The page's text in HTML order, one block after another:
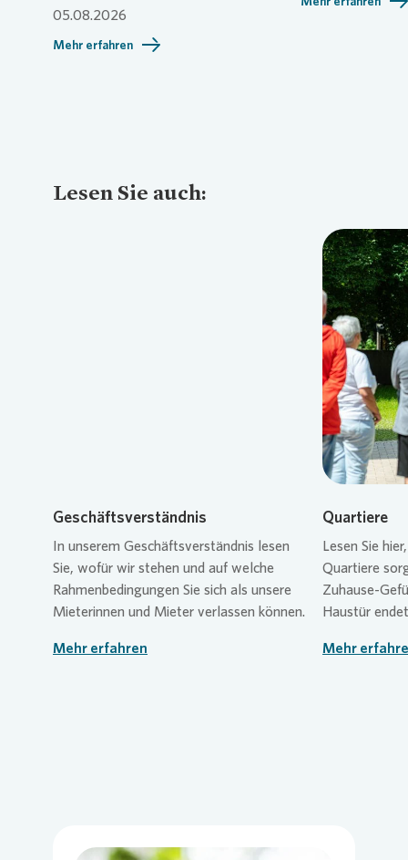
05.08.2026
Mehr erfahren
Lesen Sie auch:
Geschäftsverständnis
In unserem Geschäftsverständnis lesen
Sie, wofür wir stehen und auf welche
Rahmenbedingungen Sie sich als unsere
Mieterinnen und Mieter verlassen können.
Mehr erfahren
Quartiere
Lesen Sie
Quartiere
Zuhause-
Haustür
Mehr